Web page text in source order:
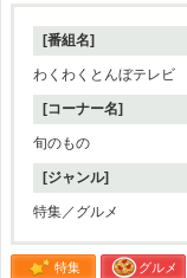
[番組名]
わくわくとんぼテレビ
[コーナー名]
旬のもの
[ジャンル]
特集／グルメ
特集 グルメ